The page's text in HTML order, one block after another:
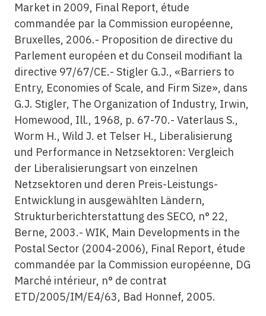
Market in 2009, Final Report, étude
commandée par la Commission européenne,
Bruxelles, 2006.- Proposition de directive du
Parlement européen et du Conseil modifiant la
directive 97/67/CE.- Stigler G.J., «Barriers to
Entry, Economies of Scale, and Firm Size», dans
G.J. Stigler, The Organization of Industry, Irwin,
Homewood, Ill., 1968, p. 67-70.- Vaterlaus S.,
Worm H., Wild J. et Telser H., Liberalisierung
und Performance in Netzsektoren: Vergleich
der Liberalisierungsart von einzelnen
Netzsektoren und deren Preis-Leistungs-
Entwicklung in ausgewählten Ländern,
Strukturberichterstattung des SECO, n° 22,
Berne, 2003.- WIK, Main Developments in the
Postal Sector (2004-2006), Final Report, étude
commandée par la Commission européenne, DG
Marché intérieur, n° de contrat
ETD/2005/IM/E4/63, Bad Honnef, 2005.